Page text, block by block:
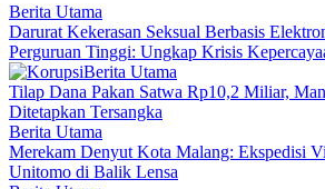
Berita Utama
Darurat Kekerasan Seksual Berbasis
Perguruan Tinggi: Ungkap Krisis
Berita Utama
Tilap Dana Pakan Satwa Rp10,2 Miliar,
Ditetapkan Tersangka
Berita Utama
Merekam Denyut Kota Malang: Ekspedisi
Unitomo di Balik Lensa